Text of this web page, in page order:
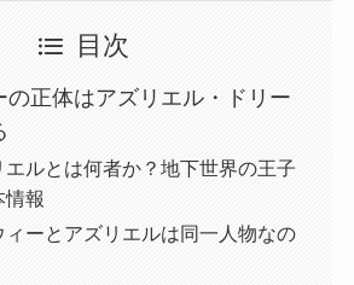
目次
の正体はアズリエル・ドリー
エルとは何者か？地下世界の王子
情報
ィーとアズリエルは同一人物なの